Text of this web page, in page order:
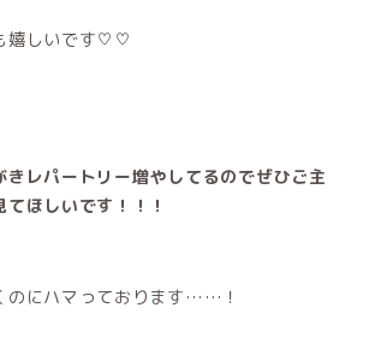
嬉しいです♡♡
きレパートリー増やしてるのでぜひご主
ほしいです！！！
のにハマっております……！